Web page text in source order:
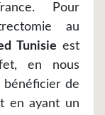
Pour
au
Tunisie est
en nous
bénéficier de
en ayant un